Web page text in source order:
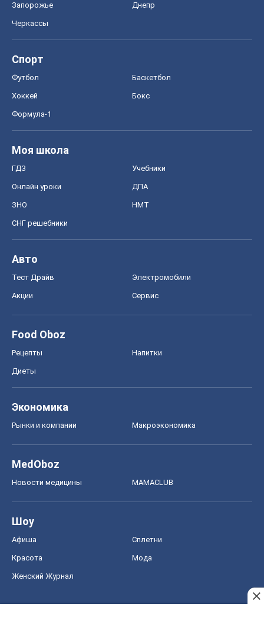
Запорожье Днепр
Черкассы
Спорт
Футбол Баскетбол
Хоккей Бокс
Формула-1
Моя школа
ГДЗ Учебники
Онлайн уроки ДПА
ЗНО НМТ
СНГ решебники
Авто
Тест Драйв Электромобили
Акции Сервис
Food Oboz
Рецепты Напитки
Диеты
Экономика
Рынки и компании Mакроэкономика
MedOboz
Новости медицины MAMACLUB
Шоу
Афиша Сплетни
Красота Мода
Женский Журнал